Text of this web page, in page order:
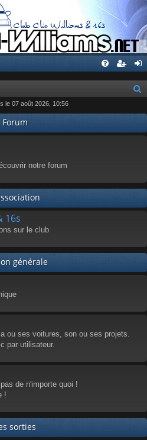
h
c
le 07 août 2026, 10:56
Forum
notre forum
16s
sur le club
générale
ou ses voitures, son ou ses projets.
par utilisateur.
de n'importe quoi !
!
sorties